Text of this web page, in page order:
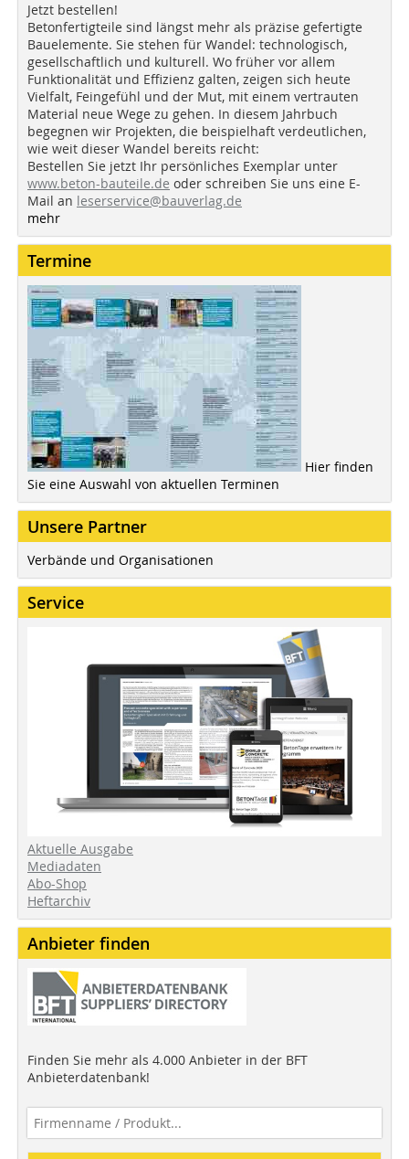
Jetzt bestellen!
Betonfertigteile sind längst mehr als präzise gefertigte
Bauelemente. Sie stehen für Wandel: technologisch,
gesellschaftlich und kulturell. Wo früher vor allem
Funktionalität und Effizienz galten, zeigen sich heute
Vielfalt, Feingefühl und der Mut, mit einem vertrauten
Material neue Wege zu gehen. In diesem Jahrbuch
begegnen wir Projekten, die beispielhaft verdeutlichen,
wie weit dieser Wandel bereits reicht:
Bestellen Sie jetzt Ihr persönliches Exemplar unter
www.beton-bauteile.de oder schreiben Sie uns eine E-
Mail an leserservice@bauverlag.de
mehr
Termine
Hier finden
Sie eine Auswahl von aktuellen Terminen
Unsere Partner
Verbände und Organisationen
Service
Aktuelle Ausgabe
Mediadaten
Abo-Shop
Heftarchiv
Anbieter finden
Finden Sie mehr als 4.000 Anbieter in der BFT
Anbieterdatenbank!